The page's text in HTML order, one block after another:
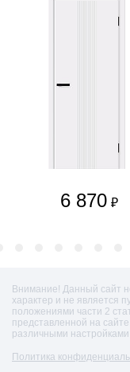
6 870 ₽
Внимание! Данный сайт
характер и не является
положениями части 2
представленной на
различными
Политика